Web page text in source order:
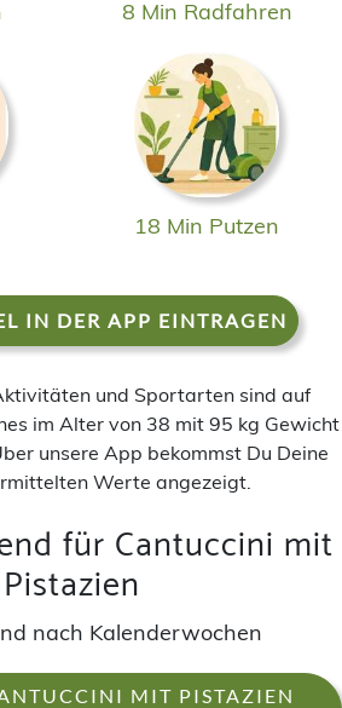
8 Min Radfahren
18 Min Putzen
IN DER APP EINTRAGEN
und Sportarten sind auf
im Alter von 38 mit 95 kg Gewicht
unsere App bekommst Du Deine
Werte angezeigt.
für Cantuccini mit
Pistazien
nach Kalenderwochen
MIT PISTAZIEN